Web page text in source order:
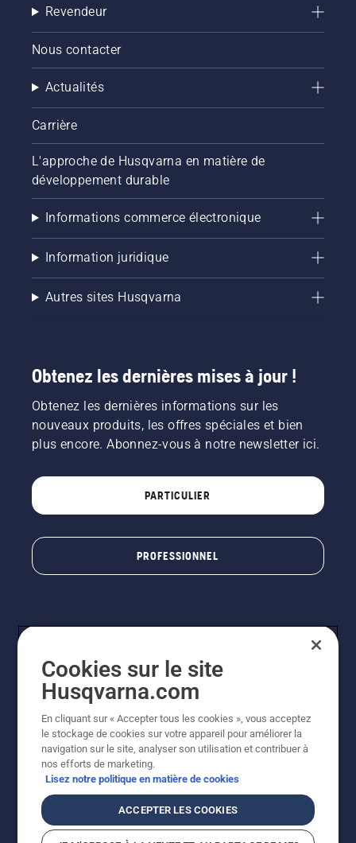
Revendeur
Nous contacter
Actualités
Carrière
L'approche de Husqvarna en matière de
développement durable
Informations commerce électronique
Information juridique
Autres sites Husqvarna
Obtenez les dernières mises à jour !
Obtenez les dernières informations sur les
nouveaux produits, les offres spéciales et bien
plus encore. Abonnez-vous à notre newsletter ici.
PARTICULIER
PROFESSIONNEL
© Husqvarna AB (publ). Tous droits réservés. Les prix
indiqués sont à titre indicatif de Husqvarna Schweiz AG
aux revendeurs participants, prix en CHF, TVA 8,1 % et
TAR incluses. Sous réserve de modification. Tous les
prix indiqués sont des prix de vente recommandés (TVA
incluse), sauf si le produit est disponible pour un achat
Politique relative aux cookiesConditions d'utilisation
Cookies sur le site
Husqvarna.com
En cliquant sur « Accepter tous les cookies », vous acceptez
le stockage de cookies sur votre appareil pour améliorer la
navigation sur le site, analyser son utilisation et contribuer à
nos efforts de marketing.
Lisez notre politique en matière de cookies
ACCEPTER LES COOKIES